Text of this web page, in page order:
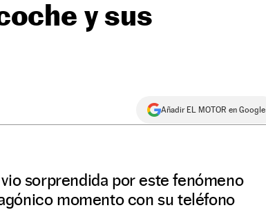
y sus
Añadir EL MOTOR en Google
sorprendida por este fenómeno
momento con su teléfono